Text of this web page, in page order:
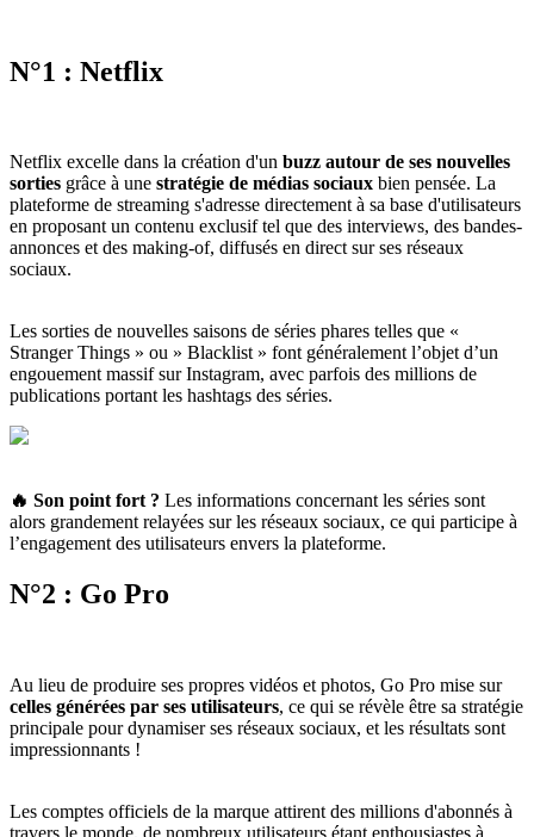
N°1 : Netflix
Netflix excelle dans la création d'un buzz autour de ses nouvelles
sorties grâce à une stratégie de médias sociaux bien pensée. La
plateforme de streaming s'adresse directement à sa base d'utilisateurs
en proposant un contenu exclusif tel que des interviews, des bandes-
annonces et des making-of, diffusés en direct sur ses réseaux
sociaux.
Les sorties de nouvelles saisons de séries phares telles que «
Stranger Things » ou » Blacklist » font généralement l’objet d’un
engouement massif sur Instagram, avec parfois des millions de
publications portant les hashtags des séries.
🔥 Son point fort ? Les informations concernant les séries sont
alors grandement relayées sur les réseaux sociaux, ce qui participe à
l’engagement des utilisateurs envers la plateforme.
N°2 : Go Pro
Au lieu de produire ses propres vidéos et photos, Go Pro mise sur
celles générées par ses utilisateurs, ce qui se révèle être sa stratégie
principale pour dynamiser ses réseaux sociaux, et les résultats sont
impressionnants !
Les comptes officiels de la marque attirent des millions d'abonnés à